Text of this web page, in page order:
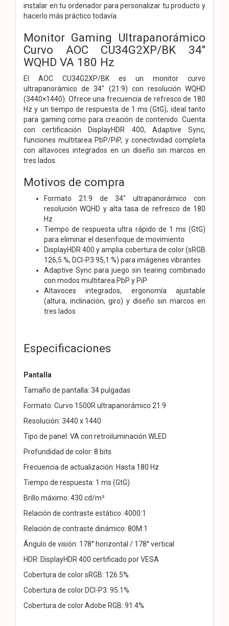
instalar en tu ordenador para personalizar tu producto y
hacerlo más práctico todavía.
Monitor Gaming Ultrapanorámico
Curvo AOC CU34G2XP/BK 34"
WQHD VA 180 Hz
El AOC CU34G2XP/BK es un monitor curvo
ultrapanorámico de 34" (21:9) con resolución WQHD
(3440×1440). Ofrece una frecuencia de refresco de 180
Hz y un tiempo de respuesta de 1 ms (GtG), ideal tanto
para gaming como para creación de contenido. Cuenta
con certificación DisplayHDR 400, Adaptive Sync,
funciones multitarea PbP/PiP, y conectividad completa
con altavoces integrados en un diseño sin marcos en
tres lados.
Motivos de compra
Formato 21:9 de 34" ultrapanorámico con
resolución WQHD y alta tasa de refresco de 180
Hz
Tiempo de respuesta ultra rápido de 1 ms (GtG)
para eliminar el desenfoque de movimiento
DisplayHDR 400 y amplia cobertura de color (sRGB
126,5 %, DCI-P3 95,1 %) para imágenes vibrantes
Adaptive Sync para juego sin tearing combinado
con modos multitarea PbP y PiP
Altavoces integrados, ergonomía ajustable
(altura, inclinación, giro) y diseño sin marcos en
tres lados
Especificaciones
Pantalla
Tamaño de pantalla: 34 pulgadas
Formato: Curvo 1500R ultrapanorámico 21:9
Resolución: 3440 x 1440
Tipo de panel: VA con retroiluminación WLED
Profundidad de color: 8 bits
Frecuencia de actualización: Hasta 180 Hz
Tiempo de respuesta: 1 ms (GtG)
Brillo máximo: 430 cd/m²
Relación de contraste estático: 4000:1
Relación de contraste dinámico: 80M:1
Ángulo de visión: 178° horizontal / 178° vertical
HDR: DisplayHDR 400 certificado por VESA
Cobertura de color sRGB: 126.5%
Cobertura de color DCI-P3: 95.1%
Cobertura de color Adobe RGB: 91.4%